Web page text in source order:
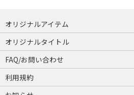
オリジナルアイテム
つままれ
つかまれ
ピョコッテ
オリジナルタイトル
アイテムヤ
ミスカトニック大學購買部
FAQ/お問い合わせ
FAQ
お問い合わせ
利用規約
会員規約・ポイント規約
特定商取引法に関する表示
プライバシーポリシー